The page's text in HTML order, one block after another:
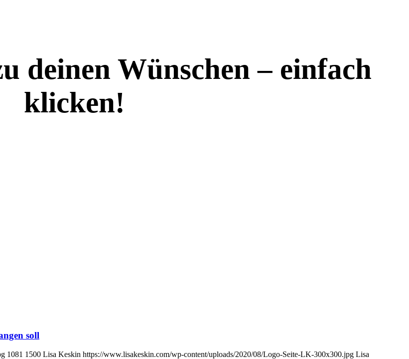
deinen Wünschen – einfach
klicken!
soll
1081 1500 Lisa Keskin https://www.lisakeskin.com/wp-content/uploads/2020/08/Logo-Seite-LK-300x300.jpg Lisa